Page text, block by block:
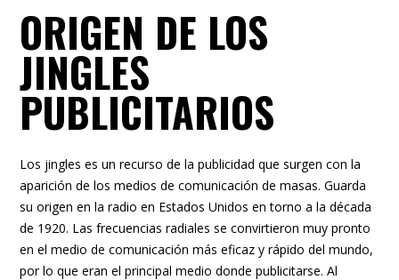
ORIGEN DE LOS
JINGLES
PUBLICITARIOS
Los jingles es un recurso de la publicidad que surgen con la
aparición de los medios de comunicación de masas. Guarda
su origen en la radio en Estados Unidos en torno a la década
de 1920. Las frecuencias radiales se convirtieron muy pronto
en el medio de comunicación más eficaz y rápido del mundo,
por lo que eran el principal medio donde publicitarse. Al